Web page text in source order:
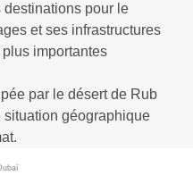
pour le
et ses infrastructures
importantes
par le désert de Rub
géographique